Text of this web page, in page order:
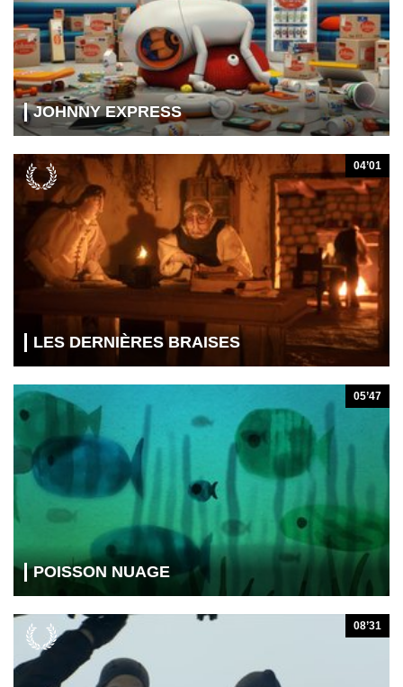
JOHNNY EXPRESS
LES DERNIÈRES BRAISES
04’01
POISSON NUAGE
05’47
08’31